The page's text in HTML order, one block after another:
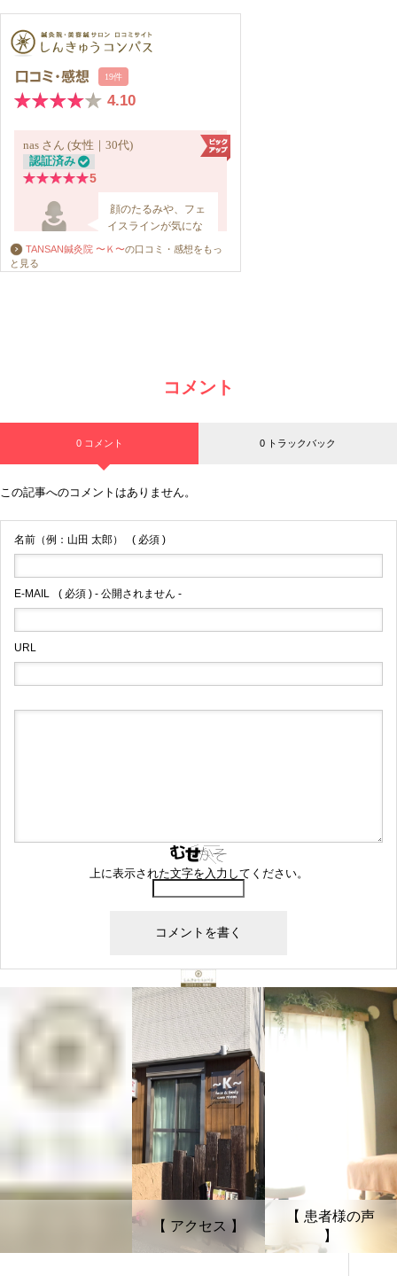
TANSAN鍼灸院 〜Ｋ〜の口コミ・感想をもっ
と見る
コメント
0 コメント 0 トラックバック
この記事へのコメントはありません。
名前（例：山田 太郎） ( 必須 )
E-MAIL ( 必須 ) - 公開されません -
URL
上に表示された文字を入力してください。
【 アクセス 】
【 患者様の声
】